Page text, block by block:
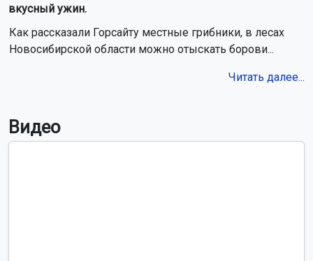
вкусный ужин.
Как рассказали Горсайту местные грибники, в лесах
Новосибирской области можно отыскать борови...
Читать далее...
Видео